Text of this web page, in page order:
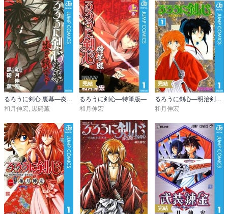
へ剣心を呼びにいく。敵討ちは響かないけど助けてくれは響いた。
剣心復活！鯨波vs弥彦&剣心。最後は弥彦が説き伏せて勝利。
・薫、縁のアジトで目を覚ます。縁の様子から、縁は姉を殺された
トラウマで自分のような若い女性を殺せなかったと気づく。心の傷
につけいる作戦で、食事の用意などしてあげる薫。
・縁は、自分の率いる武器輸出マフィア軍団を、人誅のために作っ
たので、それさえ済めばナンバー2だった呉黒星に譲るつもりでい
る。斎藤はこのマフィアを捕らえるのが警部補としての使命なの
で、薫救出は目的ではないがこのアジトを突き止め、潜入予定。
・信州の故郷にふらっと帰った左之助。赤報隊に入ると言って出て
きたぶり。父と、妹と弟がいる。故郷の村が維新政府に乗っ取られ
そうだったところを左之助がぶん殴って救う。父とも仲直りする
が、維新政府の人間をボコったのは村とは無関係のよそ者だったっ
てことにして東京へ。俺の帰る場所はここじゃねえ！
■黒星戦
・みんなで縁のアジトへ。縁と黒星も一枚岩じゃないのでいろいろ
るろうに剣心 裏幕―炎を統べる―
和月伸宏, 黒碕薫
完結
るろうに剣心―特筆版―
和月伸宏
完結
るろうに剣心―明治剣客浪漫譚― モノクロ版
和月伸宏
完結